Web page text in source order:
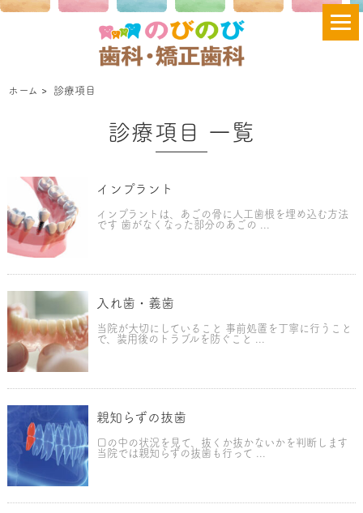
ホーム > 診療項目
診療項目 一覧
インプラント
インプラントは、あごの骨に人工歯根を埋め込む方法
です 歯がなくなった部分のあごの ...
入れ歯・義歯
当院が大切にしていること 事前処置を丁寧に行うこと
で、装用後のトラブルを防ぐこと ...
親知らずの抜歯
口の中の状況を見て、抜くか抜かないかを判断します
当院では親知らずの抜歯も行って ...